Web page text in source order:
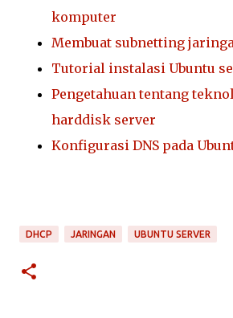
komputer
Membuat subnetting
Tutorial instalasi Ubuntu
Pengetahuan tentang
harddisk server
Konfigurasi DNS pada
DHCP JARINGAN UBUNTU SERVER